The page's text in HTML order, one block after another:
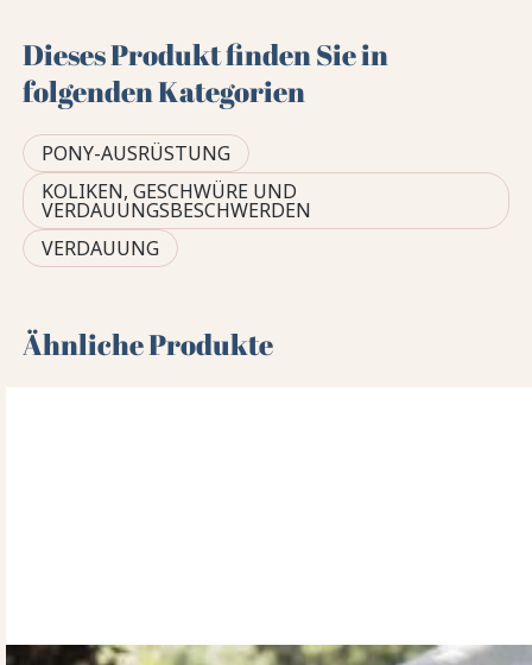
Dieses Produkt finden Sie in
folgenden Kategorien
PONY-AUSRÜSTUNG
KOLIKEN, GESCHWÜRE UND
VERDAUUNGSBESCHWERDEN
VERDAUUNG
Ähnliche Produkte